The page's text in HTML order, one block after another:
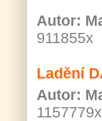
Autor:
911855x
Ladění
Autor: